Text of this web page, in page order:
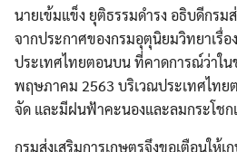
นายเข้มแข็ง ยุติธรรมดำรง อธิบดีกรม
จากประกาศของกรมอุตุนิยมวิทยาเรื่
ประเทศไทยตอนบน ที่คาดการณ์ว่าใน
พฤษภาคม 2563 บริเวณประเทศไทย
จัด และมีฝนฟ้าคะนองและลมกระโช
กรมส่งเสริมการเกษตรจึงขอเตือนให้เ